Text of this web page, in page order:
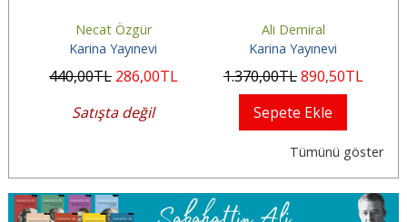
Necat Özgür
Karina Yayınevi
440,00TL 286,00TL
Satışta değil
Ali Demiral
Karina Yayınevi
1.370,00TL890,50TL
Sepete Ekle
Tümünü göster